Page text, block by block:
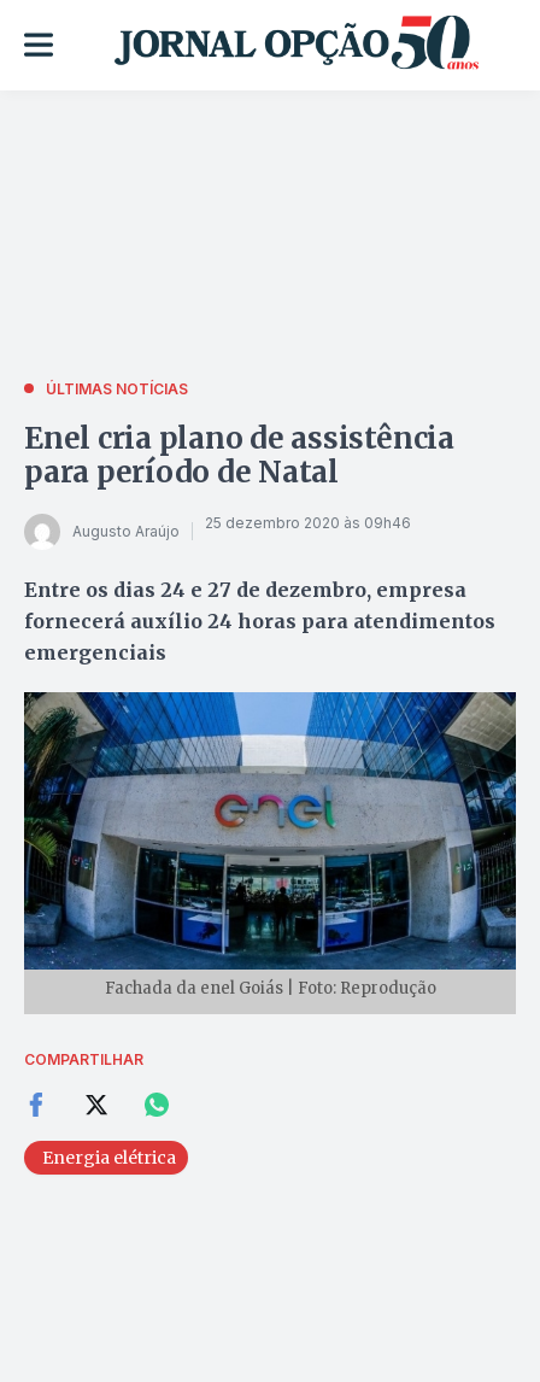
ÚLTIMAS NOTÍCIAS
Enel cria plano de assistência
para período de Natal
Augusto Araújo 25 dezembro 2020 às 09h46
Entre os dias 24 e 27 de dezembro, empresa
fornecerá auxílio 24 horas para atendimentos
emergenciais
Fachada da enel Goiás | Foto: Reprodução
COMPARTILHAR
Energia elétrica